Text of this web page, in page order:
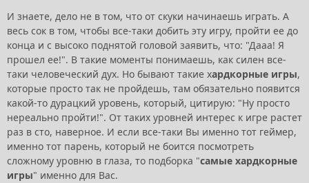
И знаете, дело не в том, что от скуки начинаешь играть. А
весь сок в том, чтобы все-таки добить эту игру, пройти ее до
конца и с высоко поднятой головой заявить, что: "Дааа! Я
прошел ее!". В такие моменты понимаешь, как силен все-
таки человеческий дух. Но бывают такие хардкорные игры,
которые просто так не пройдешь, там обязательно появится
какой-то дурацкий уровень, который, цитирую: "Ну просто
нереально пройти!". От таких уровней интерес к игре растет
раз в сто, наверное. И если все-таки Вы именно тот геймер,
именно тот парень, который не боится посмотреть
сложному уровню в глаза, то подборка "самые хардкорные
игры" именно для Вас.